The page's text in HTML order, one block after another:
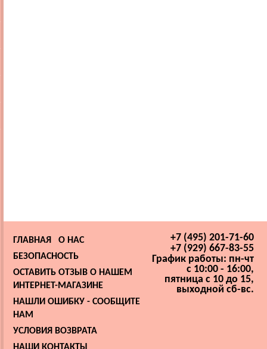
+7 (495) 201-71-60
+7 (929) 667-83-55
График работы: пн-чт
с 10:00 - 16:00,
пятница с 10 до 15,
выходной сб-вс.
ГЛАВНАЯ
О НАС
БЕЗОПАСНОСТЬ
ОСТАВИТЬ ОТЗЫВ О НАШЕМ
ИНТЕРНЕТ-МАГАЗИНЕ
НАШЛИ ОШИБКУ - СООБЩИТЕ
НАМ
УСЛОВИЯ ВОЗВРАТА